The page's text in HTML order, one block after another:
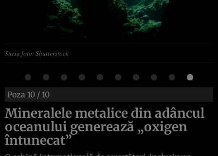
Sursa foto: Shutterstock
Poza 10 / 10
Mineralele metalice din adâncul
oceanului generează „oxigen
întunecat”